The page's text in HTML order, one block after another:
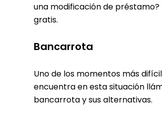
una modificación de préstamo?
gratis.
Bancarrota
Uno de los momentos más
encuentra en esta situación
bancarrota y sus alternativas.